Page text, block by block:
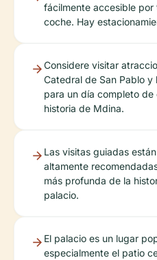
fácilmente accesible
coche. Hay
Considere visitar
Catedral de San Pablo
para un día completo
historia de Mdina.
Las visitas guiadas
altamente
más profunda de la
palacio.
El palacio es un lugar
especialmente el patio